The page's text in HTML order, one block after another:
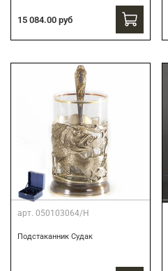
15 084.00 руб
арт. 050103064/Н
Подстаканник Судак